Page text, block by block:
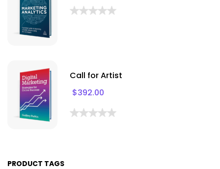
Call for Artist
$392.00
PRODUCT TAGS